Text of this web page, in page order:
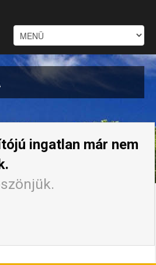
ingatlan már nem